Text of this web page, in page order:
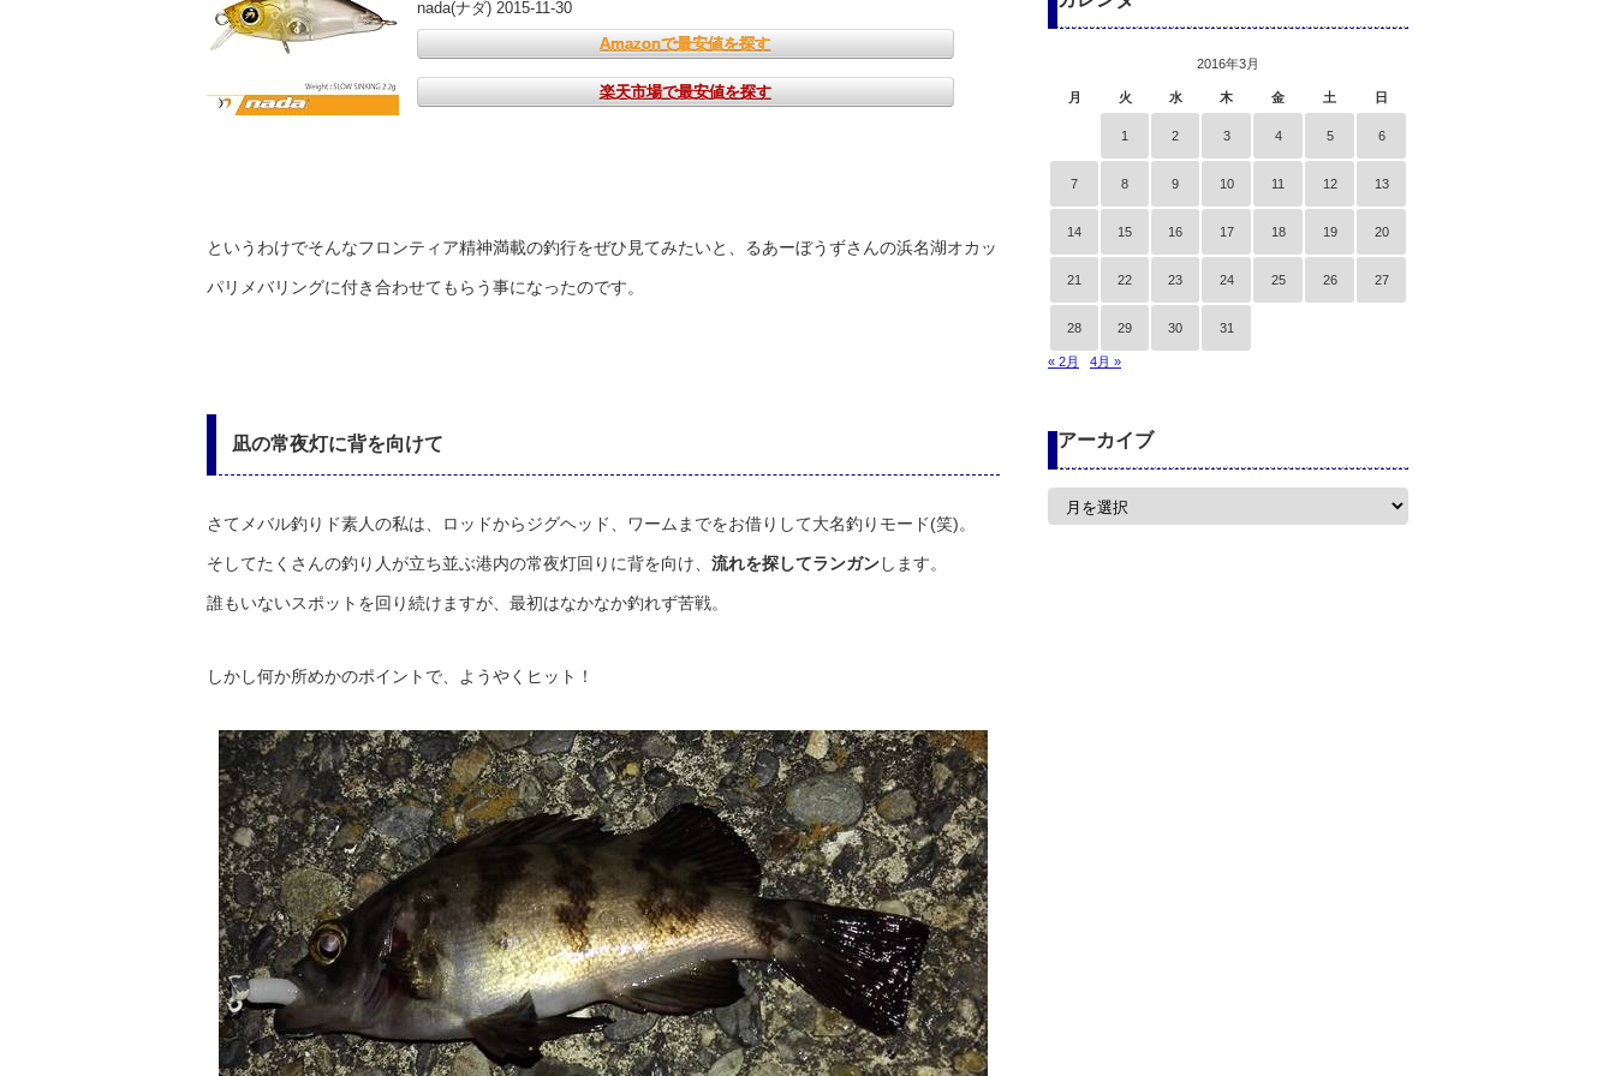
nada(ナダ) 2015-11-30
Amazonで最安値を探す
楽天市場で最安値を探す
というわけでそんなフロンティア精神満載の釣行をぜひ見てみたいと、るあーぼうずさんの浜名湖オカッ
パリメバリングに付き合わせてもらう事になったのです。
凪の常夜灯に背を向けて
さてメバル釣りド素人の私は、ロッドからジグヘッド、ワームまでをお借りして大名釣りモード(笑)。
そしてたくさんの釣り人が立ち並ぶ港内の常夜灯回りに背を向け、 流れを探してランガンします。
誰もいないスポットを回り続けますが、最初はなかなか釣れず苦戦。
しかし何か所めかのポイントで、ようやくヒット！
2016年3月
月 火 水 木 金 土 日
1 2 3 4 5 6
7 8 9 10 11 12 13
14 15 16 17 18 19 20
21 22 23 24 25 26 27
28 29 30 31
« 2月 4月 »
アーカイブ
ア